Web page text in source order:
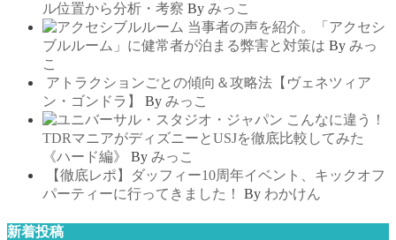
ル位置から分析・考察 By みっこ
当事者の声を紹介。「アクセシ
ブルルーム」に健常者が泊まる弊害と対策は By みっ
こ
アトラクションごとの傾向＆攻略法【ヴェネツィア
ン・ゴンドラ】
By みっこ
こんなに違う！
TDRマニアがディズニーとUSJを徹底比較してみた
《ハード編》
By みっこ
【徹底レポ】ダッフィー10周年イベント、キックオフ
パーティーに行ってきました！
By わかけん
新着投稿